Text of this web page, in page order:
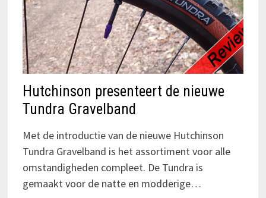
Hutchinson presenteert de nieuwe
Tundra Gravelband
Met de introductie van de nieuwe Hutchinson
Tundra Gravelband is het assortiment voor alle
omstandigheden compleet. De Tundra is
gemaakt voor de natte en modderige…